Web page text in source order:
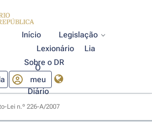
Início
Legislação
Lexionário
Lia
Sobre o DR
O
meu
Diário
Lei n.º 226-A/2007